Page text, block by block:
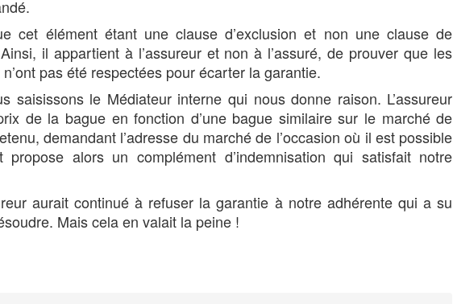
cet élément étant une clause d’exclusion et non une clause de
il appartient à l’assureur et non à l’assuré, de prouver que les
pas été respectées pour écarter la garantie.
saisissons le Médiateur interne qui nous donne raison. L’assureur
de la bague en fonction d’une bague similaire sur le marché de
demandant l’adresse du marché de l’occasion où il est possible
alors un complément d’indemnisation qui satisfait notre
aurait continué à refuser la garantie à notre adhérente qui a su
Mais cela en valait la peine !